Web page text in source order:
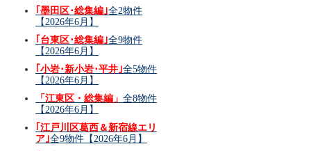
｢墨田区･総集編｣全2物件
【2026年6月】
｢台東区･総集編｣全9物件
【2026年6月】
｢小岩･新小岩･平井｣全5物件
【2026年6月】
「江東区・総集編」 全8物件
【2026年6月】
｢江戸川区葛西＆新宿線エリ
ア｣全9物件【2026年6月】